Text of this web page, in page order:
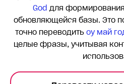
God для
обновляющейся базы. Это
точно переводить оу май
целые фразы, учитывая